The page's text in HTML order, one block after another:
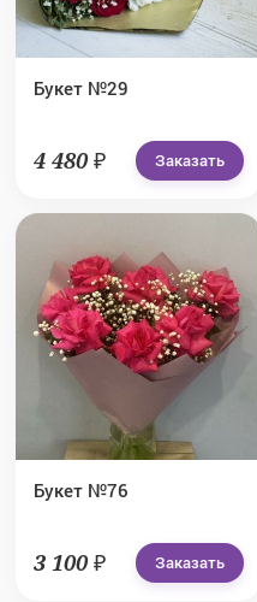
Букет №29
4 480 ₽ Заказать
Букет №76
3 100 ₽ Заказать